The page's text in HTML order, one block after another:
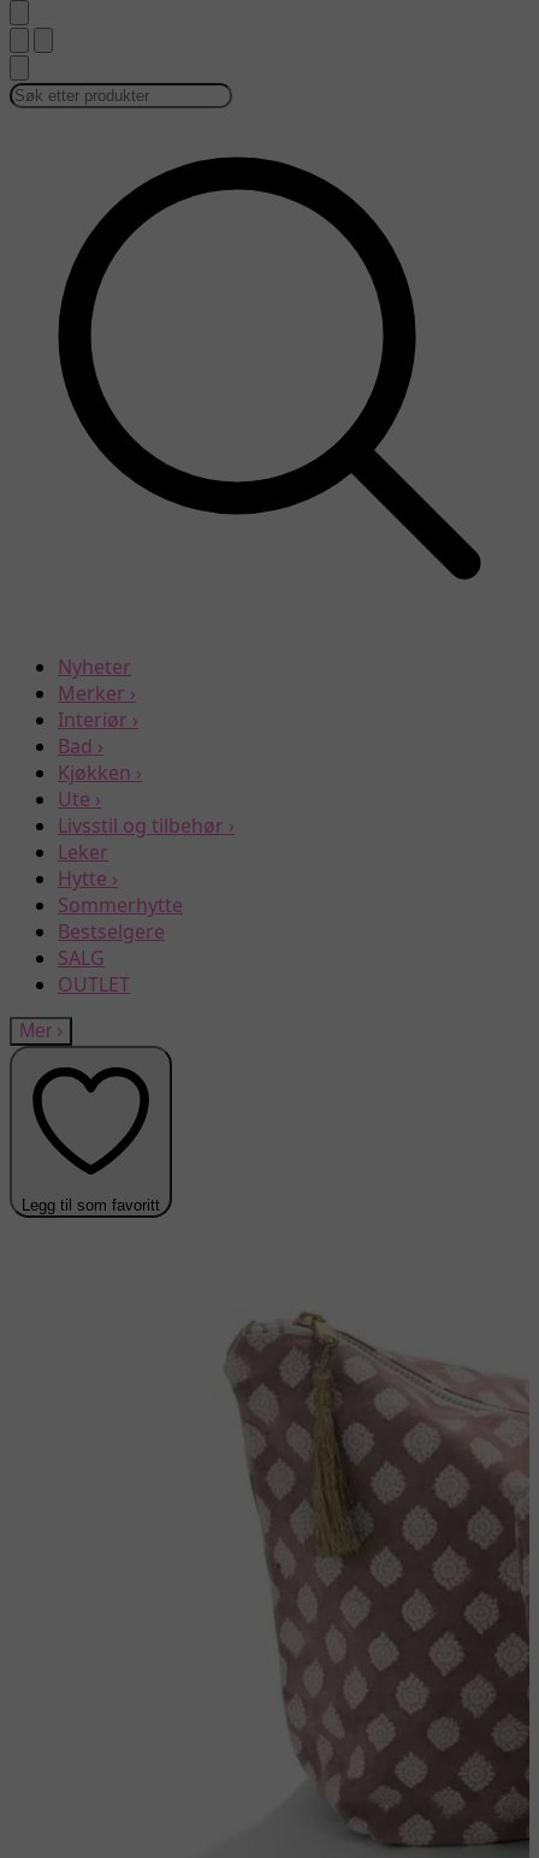
Nyheter
Merker ›
Interiør ›
Bad ›
Kjøkken ›
Ute ›
Livsstil og tilbehør ›
Leker
Hytte ›
Sommerhytte
Bestselgere
SALG
OUTLET
Mer ›
Legg til som favoritt